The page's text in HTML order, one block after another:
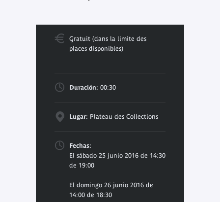
Gratuit (dans la limite des
places disponibles)
Duración: 00:30
Lugar: Plateau des Collections
Fechas:
El sábado 25 junio 2016 de 14:30
de 19:00
El domingo 26 junio 2016 de
14:00 de 18:30